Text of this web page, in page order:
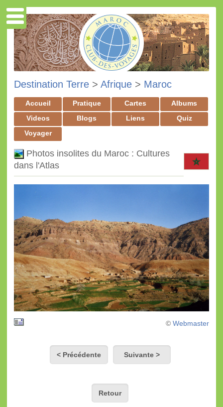
Destination Terre > Afrique > Maroc
Accueil Pratique Cartes
Albums
Videos
Blogs Liens
Quiz
Voyager
Photos insolites du Maroc : Cultures
dans l'Atlas
© Webmaster
< Précédente Suivante >
Retour